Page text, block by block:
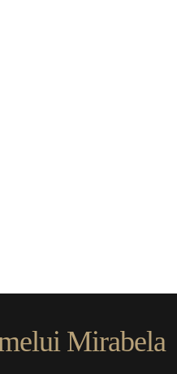
Mirabela